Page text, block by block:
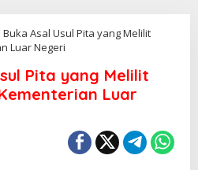
Buka Asal Usul Pita yang Melilit
Luar Negeri
Pita yang Melilit
Luar